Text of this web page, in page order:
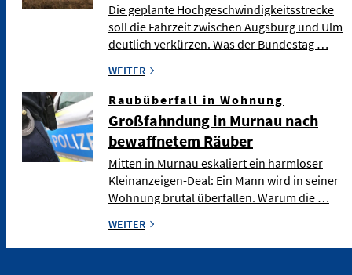
Die geplante Hochgeschwindigkeitsstrecke
soll die Fahrzeit zwischen Augsburg und Ulm
deutlich verkürzen. Was der Bundestag …
WEITER
Raubüberfall in Wohnung
Großfahndung in Murnau nach
bewaffnetem Räuber
Mitten in Murnau eskaliert ein harmloser
Kleinanzeigen-Deal: Ein Mann wird in seiner
Wohnung brutal überfallen. Warum die …
WEITER